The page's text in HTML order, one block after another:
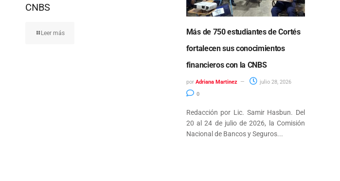
CNBS
Leer más
Más de 750 estudiantes de Cortés
fortalecen sus conocimientos
financieros con la CNBS
por Adriana Martinez
julio 28, 2026
0
Redacción por Lic. Samir Hasbun. Del
20 al 24 de julio de 2026, la Comisión
Nacional de Bancos y Seguros...